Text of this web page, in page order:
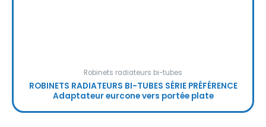
Robinets radiateurs bi-tubes
ROBINETS RADIATEURS BI-TUBES SÉRIE PRÉFÉRENCE
Adaptateur eurcone vers portée plate